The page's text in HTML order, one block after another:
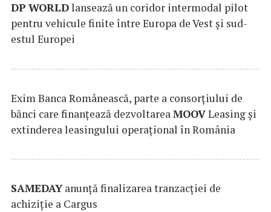
DP WORLDlansează un coridor intermodal pilot
pentru vehicule finite între Europa de Vest și sud-
estul Europei
Exim Banca Românească, parte a consorțiului de
bănci care finanțează dezvoltareaMOOVLeasing și
extinderea leasingului operațional în România
SAMEDAYanunță finalizarea tranzacției de
achiziție a Cargus